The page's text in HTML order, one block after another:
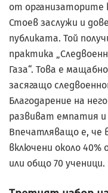
от организаторите
Стоев заслужи и
публиката. Той
практика
Газа“. Това е
засягащо
Благодарение на
развиват емпатия
Впечатляващо е, че
включени около
или общо 70 ученици.